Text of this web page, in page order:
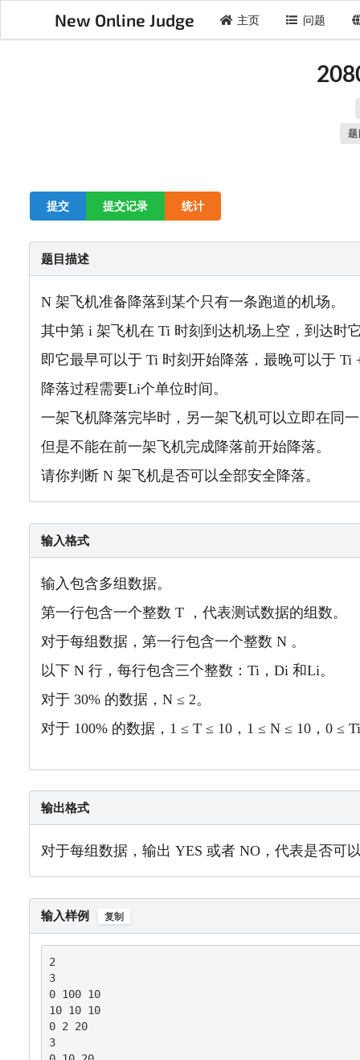
New Online Judge 主页 问题
题
提交 提交记录 统计
题目描述
N 架飞机准备降落到某个只有一条跑道的机场。
其中第 i 架飞机在 Ti 时刻 到达机场上空，到达时
即它最早可以于 Ti 时刻开始降落，最晚可以于 Ti
降落过程需要Li个单位时间。
一架飞机降落完毕时，另一架飞机可以立即在同
但是不能在前一架飞机完成降落前开始降落。
请你判断 N 架飞机是否可以全部安全降落。
输入格式
输入包含多组数据。
第一行包含一个整数 T ，代表测试数据的组数。
对于每组数据，第一行包含一个整数 N 。
以下 N 行，每行包含三个整数：Ti，Di 和Li。
对于 30% 的数据，N ≤ 2。
对于 100% 的数据，1 ≤ T ≤ 10，1 ≤ N ≤ 10，0 ≤
输出格式
对于每组数据，输出 YES 或者 NO，代表是否可
输入样例 复制
2
3
0 100 10
10 10 10
0 2 20
3